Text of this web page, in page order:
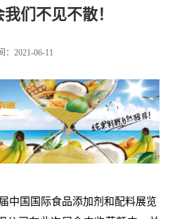
们不见不散！
：2021-06-11
中国国际食品添加剂和配料展览